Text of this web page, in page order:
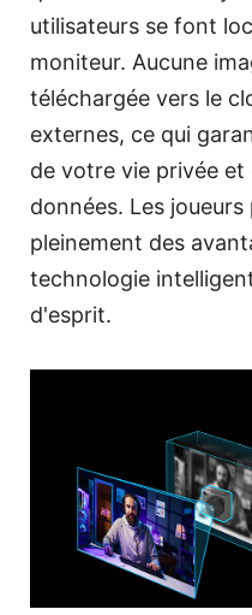
utilisateurs se font
moniteur. Aucune
téléchargée vers le
externes, ce qui
de votre vie privée
données. Les
pleinement des
technologie
d'esprit.